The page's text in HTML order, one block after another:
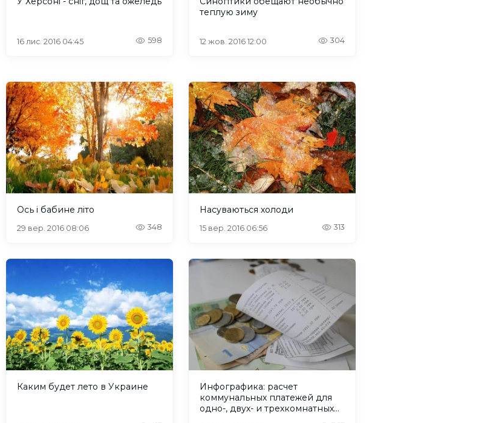
16 лис. 2016 04:45 598
теплую зиму
12 жов. 2016 12:00 304
Ось і бабине літо
29 вер. 2016 08:06 348
Насуваються холоди
15 вер. 2016 06:56 313
Каким будет лето в Украине
Инфографика: расчет
коммунальных платежей для
одно-, двух- и трехкомнатных